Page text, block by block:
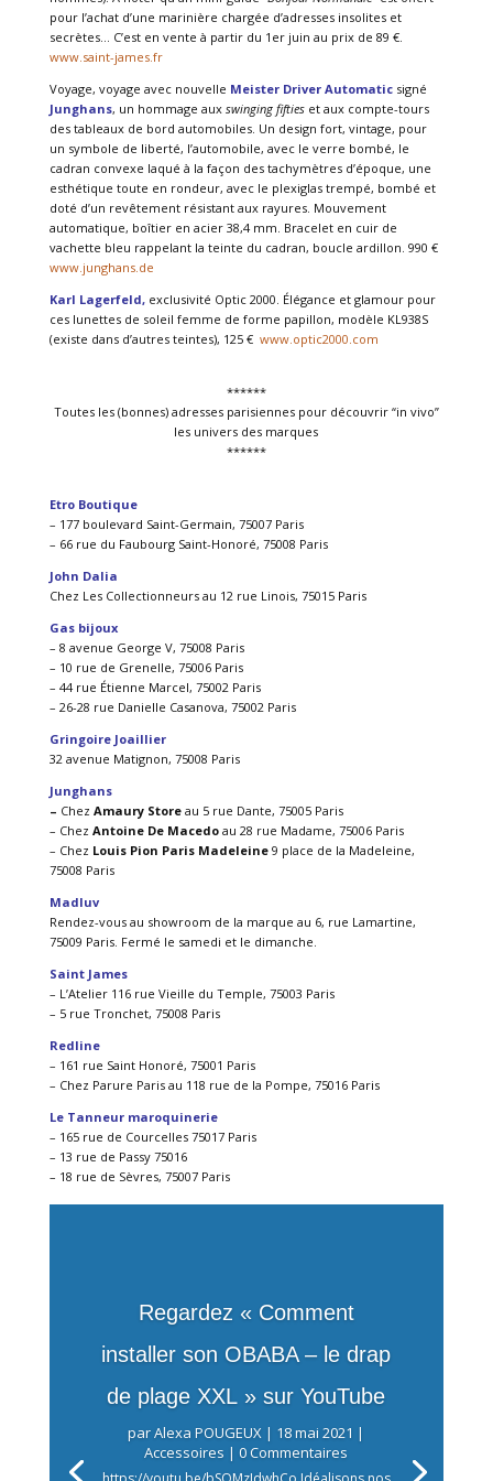
pour l’achat d’une marinière chargée d’adresses insolites et
secrètes… C’est en vente à partir du 1er juin au prix de 89 €.
www.saint-james.fr
Voyage, voyage avec nouvelle Meister Driver Automaticsigné
Junghans, un hommage aux swinging fiftieset aux compte-tours
des tableaux de bord automobiles. Un design fort, vintage, pour
un symbole de liberté, l’automobile, avec le verre bombé, le
cadran convexe laqué à la façon des tachymètres d’époque, une
esthétique toute en rondeur, avec le plexiglas trempé, bombé et
doté d’un revêtement résistant aux rayures. Mouvement
automatique, boîtier en acier 38,4 mm. Bracelet en cuir de
vachette bleu rappelant la teinte du cadran, boucle ardillon. 990 €
www.junghans.de
Karl Lagerfeld,exclusivité Optic 2000. Élégance et glamour pour
ces lunettes de soleil femme de forme papillon, modèle KL938S
(existe dans d’autres teintes), 125 € www.optic2000.com
******
Toutes les (bonnes) adresses parisiennes pour découvrir “in vivo”
les univers des marques
******
Etro Boutique
– 177 boulevard Saint-Germain, 75007 Paris
– 66 rue du Faubourg Saint-Honoré, 75008 Paris
John Dalia
Chez Les Collectionneurs au 12 rue Linois, 75015 Paris
Gas bijoux
– 8 avenue George V, 75008 Paris
– 10 rue de Grenelle, 75006 Paris
– 44 rue Étienne Marcel, 75002 Paris
– 26-28 rue Danielle Casanova, 75002 Paris
Gringoire Joaillier
32 avenue Matignon, 75008 Paris
Junghans
– Chez Amaury Storeau 5 rue Dante, 75005 Paris
– Chez Antoine De Macedoau 28 rue Madame, 75006 Paris
– Chez Louis Pion Paris Madeleine9 place de la Madeleine,
75008 Paris
Madluv
Rendez-vous au showroom de la marque au 6, rue Lamartine,
75009 Paris. Fermé le samedi et le dimanche.
Saint James
– L’Atelier 116 rue Vieille du Temple, 75003 Paris
– 5 rue Tronchet, 75008 Paris
Redline
– 161 rue Saint Honoré, 75001 Paris
– Chez Parure Paris au 118 rue de la Pompe, 75016 Paris
Le Tanneur maroquinerie
– 165 rue de Courcelles 75017 Paris
– 13 rue de Passy 75016
– 18 rue de Sèvres, 75007 Paris
Regardez « Comment
installer son OBABA – le drap
de plage XXL » sur YouTube
parAlexa POUGEUX | 18 mai 2021 |
Accessoires | 0 Commentaires